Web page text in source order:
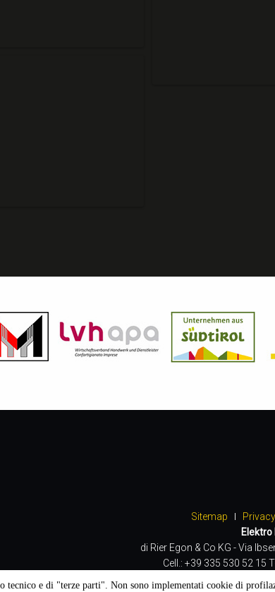
Sitemap Privacy
Elektro
di Rier Egon & Co KG - Via
Cell.: +39 335 530 52 15
e di "terze parti". Non sono implementati cookie di